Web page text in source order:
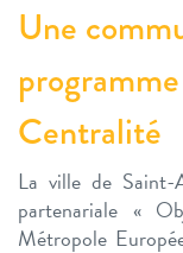
Une
Centralité
La ville de Saint-
partenariale «
Métropole